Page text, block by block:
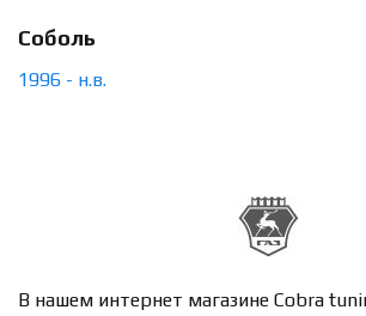
Соболь
1996 - н.в.
В нашем интернет магазине Cobra